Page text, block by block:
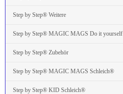
Step by Step® Weitere
Step by Step® MAGIC MAGS Do it yourself
Step by Step® Zubehör
Step by Step® MAGIC MAGS Schleich®
Step by Step® KID Schleich®